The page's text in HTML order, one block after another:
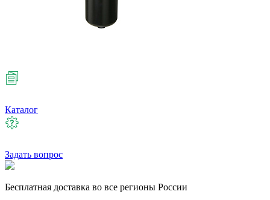
Каталог
Задать вопрос
Бесплатная доставка во все регионы России